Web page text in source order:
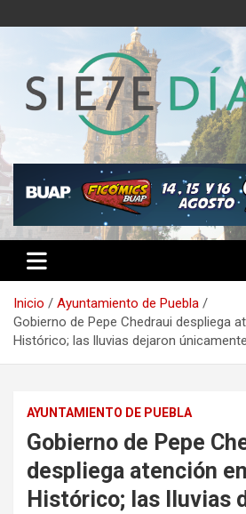
al
Semanario 7 Días
Inicio
Ayuntamiento de Puebla
Gobierno de Pepe Chedraui despliega
Histórico; las lluvias dejaron
AYUNTAMIENTO DE PUEBLA
Gobierno de Pepe
despliega atención
Histórico; las lluvias